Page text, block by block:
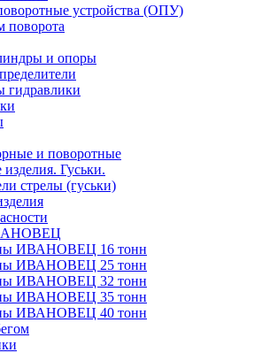
устройства (ОПУ)
поворота
и опоры
гидравлики
и поворотные
Гуськи.
стрелы (гуськи)
ИВАНОВЕЦ 16 тонн
ИВАНОВЕЦ 25 тонн
ИВАНОВЕЦ 32 тонн
ИВАНОВЕЦ 35 тонн
ИВАНОВЕЦ 40 тонн